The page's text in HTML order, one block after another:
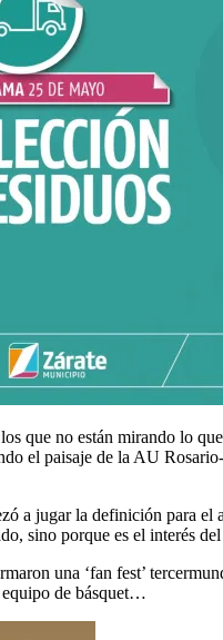
que no están mirando lo
el paisaje de la AU
a jugar la definición para
sino porque es el interés
una ‘fan fest’
de básquet…